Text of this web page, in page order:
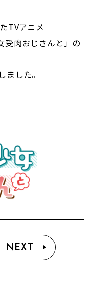
TVアニメ
受肉おじさんと」の
ました。
NEXT